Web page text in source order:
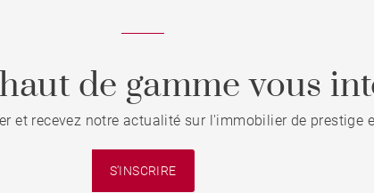
de gamme vous
et recevez notre actualité sur l'immobilier de prestige
S'INSCRIRE